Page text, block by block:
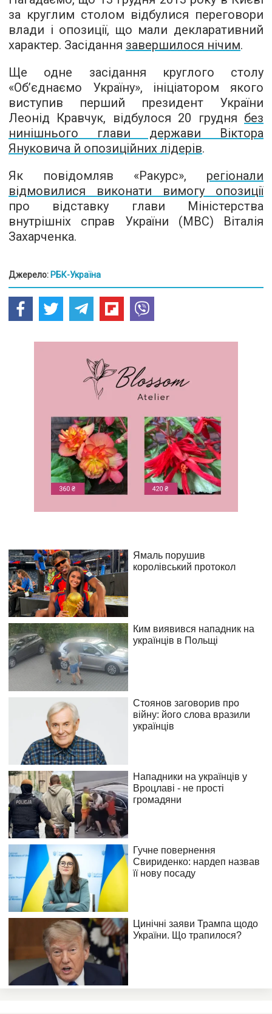
за круглим столом відбулися переговори
влади і опозиції, що мали декларативний
характер. Засідання завершилося нічим.
Ще одне засідання круглого столу
«Об’єднаємо Україну», ініціатором якого
виступив перший президент України
Леонід Кравчук, відбулося 20 грудня без
нинішнього глави держави Віктора
Януковича й опозиційних лідерів.
Як повідомляв «Ракурс», регіонали
відмовилися виконати вимогу опозиції
про відставку глави Міністерства
внутрішніх справ України (МВС) Віталія
Захарченка.
Джерело: РБК-Україна